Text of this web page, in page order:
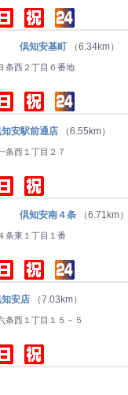
倶知安基町 （6.34km）
条西２丁目６番地
安駅前通店 （6.55km）
条西１丁目２７
倶知安南４条 （6.71km）
条東１丁目１番
安店 （7.03km）
条西１丁目１５－５